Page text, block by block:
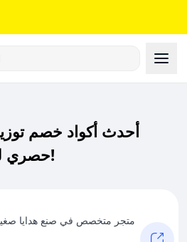
أحدث أكواد خصم
حصري لـ توزيعات نون الآن!
متجر متخصص في صنع هدايا